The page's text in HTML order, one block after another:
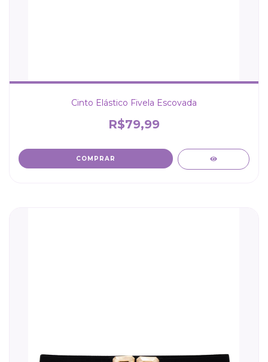
Cinto Elástico Fivela Escovada
R$79,99
COMPRAR